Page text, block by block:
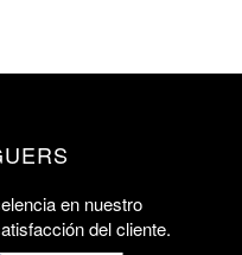
en nuestro
del cliente.